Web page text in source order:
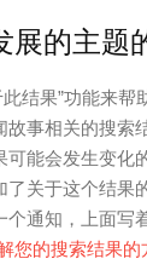
展的主题
结果”功能来
故事相关的搜索
可能会发生变化
了关于这个结果
个通知，上面写
您的搜索结果